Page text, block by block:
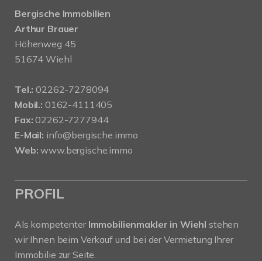
Bergische Immobilien
Arthur Brauer
Höhenweg 45
51674 Wiehl
Tel.: 02262-7278094
Mobil.: 0162-4111405
Fax: 02262-7277944
E-Mail: info@bergische.immo
Web: www.bergische.immo
PROFIL
Als kompetenter Immobilienmakler in Wiehl stehen
wir Ihnen beim Verkauf und bei der Vermietung Ihrer
Immobilie zur Seite.